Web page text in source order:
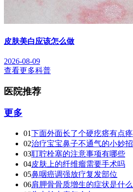
皮肤美白应该怎么做
2026-08-09
查看更多科普
医院推荐
更多
01下面外面长了个硬疙瘩有点疼
02治疗宝宝鼻子不通气的小妙
03耵聍栓塞的注意事项有哪些
04皮肤上的纤维瘤需要手术吗
05鼻咽癌调强放疗复发部位
06肩胛骨骨质增生的症状是什